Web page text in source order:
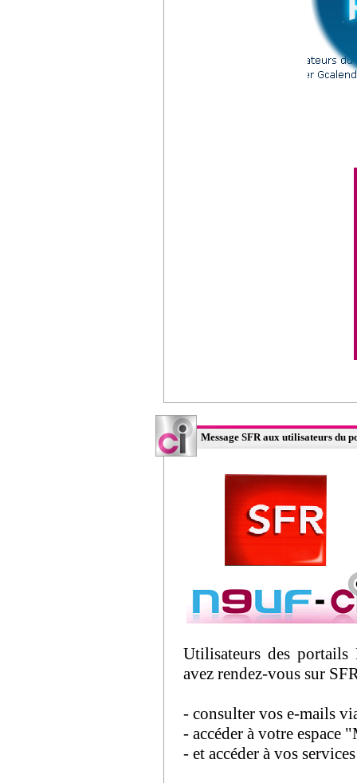
Message SFR aux utilisateurs du
Utilisateurs des
avez rendez-vous sur
- consulter vos e-mails
- accéder à votre espace
- et accéder à vos